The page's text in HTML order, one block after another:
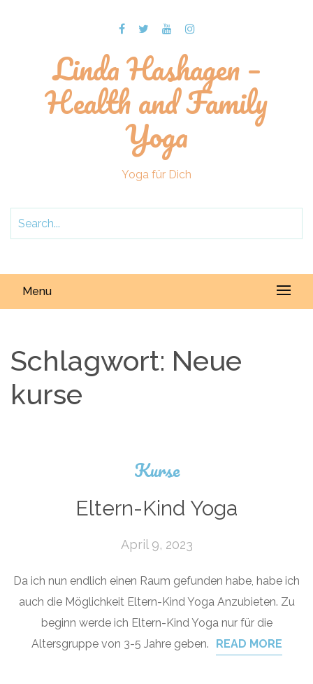
Linda Hashagen –
Health and Family
Yoga
Yoga für Dich
Menu
Schlagwort: Neue
kurse
Kurse
Eltern-Kind Yoga
April 9, 2023
Da ich nun endlich einen Raum gefunden habe, habe ich
auch die Möglichkeit Eltern-Kind Yoga Anzubieten. Zu
beginn werde ich Eltern-Kind Yoga nur für die
Altersgruppe von 3-5 Jahre geben.
READ MORE